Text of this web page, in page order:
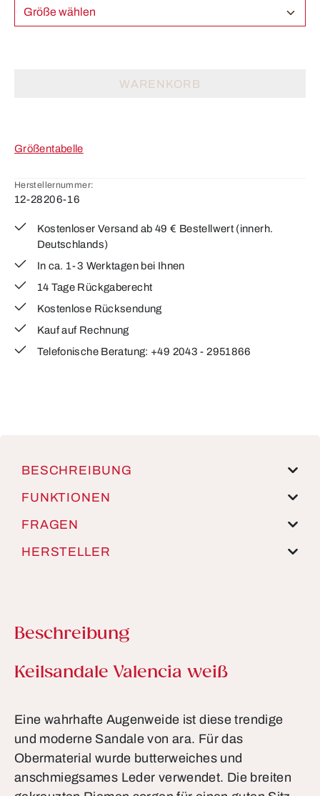
Größe wählen
WARENKORB
Größentabelle
Herstellernummer:
12-28206-16
Kostenloser Versand ab 49 € Bestellwert (innerh.
Deutschlands)
In ca. 1-3 Werktagen bei Ihnen
14 Tage Rückgaberecht
Kostenlose Rücksendung
Kauf auf Rechnung
Telefonische Beratung: +49 2043 - 2951866
BESCHREIBUNG
FUNKTIONEN
FRAGEN
HERSTELLER
Beschreibung
Produktinformationen
Keilsandale Valencia weiß
Eine wahrhafte Augenweide ist diese trendige
und moderne Sandale von ara. Für das
Obermaterial wurde butterweiches und
anschmiegsames Leder verwendet. Die breiten